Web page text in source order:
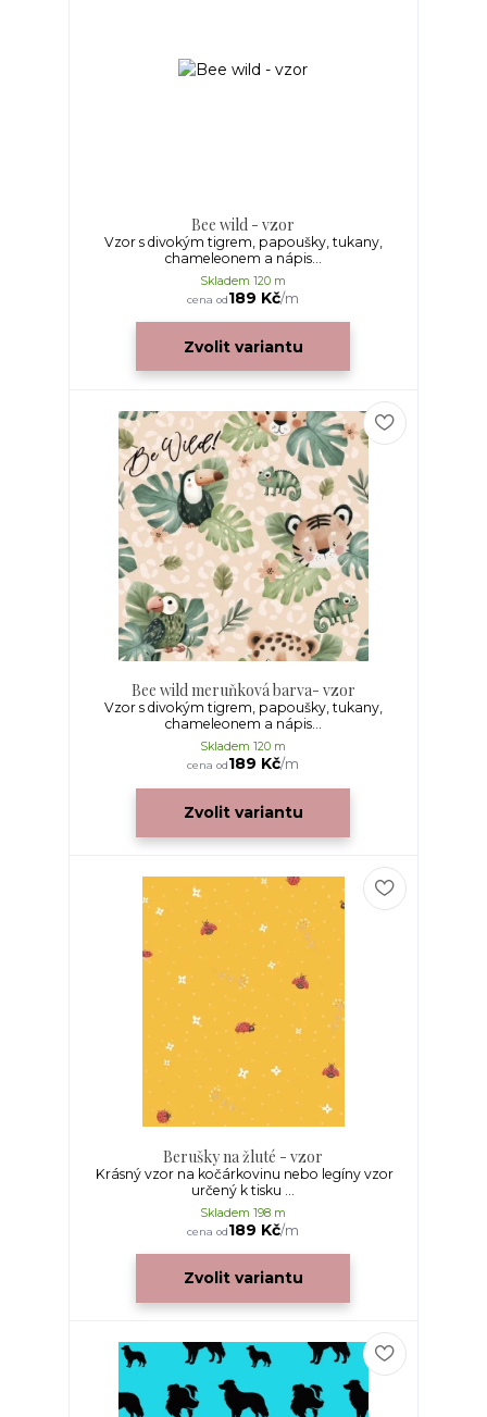
Bee wild - vzor
Vzor s divokým tigrem, papoušky, tukany,
chameleonem a nápis...
cena od189 Kč/m
Skladem 120 m
Zvolit variantu
Bee wild meruňková barva- vzor
Vzor s divokým tigrem, papoušky, tukany,
chameleonem a nápis...
cena od189 Kč/m
Skladem 120 m
Zvolit variantu
Berušky na žluté - vzor
Krásný vzor na kočárkovinu nebo legíny vzor
určený k tisku ...
cena od189 Kč/m
Skladem 198 m
Zvolit variantu